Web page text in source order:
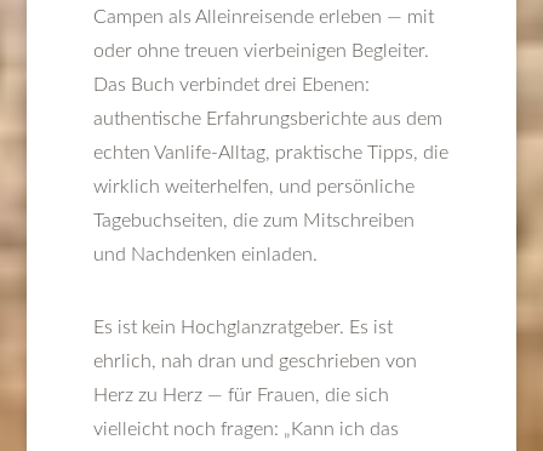
Campen als Alleinreisende erleben — mit
oder ohne treuen vierbeinigen Begleiter.
Das Buch verbindet drei Ebenen:
authentische Erfahrungsberichte aus dem
echten Vanlife-Alltag, praktische Tipps, die
wirklich weiterhelfen, und persönliche
Tagebuchseiten, die zum Mitschreiben
und Nachdenken einladen.
Es ist kein Hochglanzratgeber. Es ist
ehrlich, nah dran und geschrieben von
Herz zu Herz — für Frauen, die sich
vielleicht noch fragen: „Kann ich das